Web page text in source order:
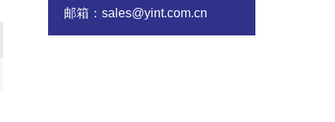
In @8/20us(A) Rated Wattage(W) Energy（10/
邮箱：sales@yint.com.cn